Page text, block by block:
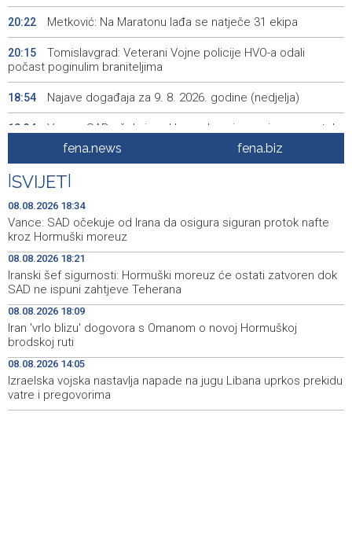
20:22 Metković: Na Maratonu lađa se natječe 31 ekipa
20:15
Tomislavgrad: Veterani Vojne policije HVO-a odali
počast poginulim braniteljima
18:54 Najave događaja za 9. 8. 2026. godine (nedjelja)
18:34
Vance: SAD očekuje od Irana da osigura siguran protok
nafte kroz Hormuški moreuz
18:21
Iranski šef sigurnosti: Hormuški moreuz će ostati
zatvoren dok SAD ne ispuni zahtjeve Teherana
18:09
Iran 'vrlo blizu' dogovora s Omanom o novoj Hormuškoj
brodskoj ruti
18:05
Koncertom Marije Šerifović večeras se zatvara
manifestacija 'Dani dijaspore Travnik 2026'
17:26
Kod mosta Brčko - Gunja pronađene kosti, vještaci
sudske medicine utvrđuju porijeklo
'Pekijada' u Varešu okupila 37 ekipa iz četiri države
regiona
fena.news fena.biz
SVIJET
08.08.2026 18:34
Vance: SAD očekuje od Irana da osigura siguran protok nafte
kroz Hormuški moreuz
08.08.2026 18:21
Iranski šef sigurnosti: Hormuški moreuz će ostati zatvoren dok
SAD ne ispuni zahtjeve Teherana
08.08.2026 18:09
Iran 'vrlo blizu' dogovora s Omanom o novoj Hormuškoj
brodskoj ruti
08.08.2026 14:05
Izraelska vojska nastavlja napade na jugu Libana uprkos prekidu
vatre i pregovorima